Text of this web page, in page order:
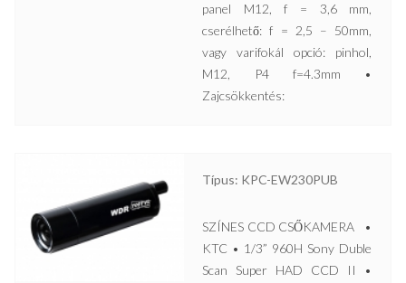
panel M12, f = 3,6 mm,
cserélhető: f = 2,5 – 50mm,
vagy varifokál opció: pinhol,
M12, P4 f=4.3mm •
Zajcsökkentés:
Típus: KPC-EW230PUB
SZÍNES CCD CSŐKAMERA •
KTC • 1/3” 960H Sony Duble
Scan Super HAD CCD II •